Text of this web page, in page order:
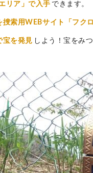
リア」で入手 できます。
捜索用WEBサイト「フク
宝を発見 しよう！宝をみ